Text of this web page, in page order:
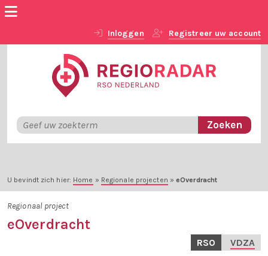
Inloggen Registreer uw account
U bevindt zich hier: Home » Regionale projecten »eOverdracht
Regionaal project
eOverdracht
RSO VDZA